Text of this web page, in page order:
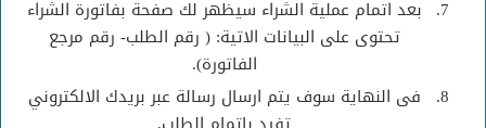
بعد اتمام عملية الشراء سيظهر لك صفحة بفاتورة الشراء
تحتوى على البيانات الاتية: ( رقم الطلب- رقم مرجع
الفاتورة).
فى النهاية سوف يتم ارسال رسالة عبر بريدك الالكتروني